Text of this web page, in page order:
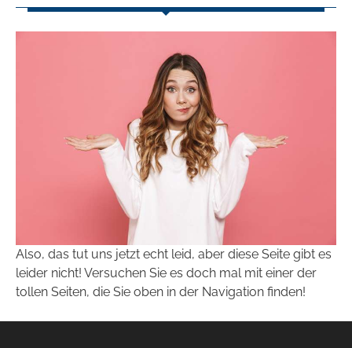
Also, das tut uns jetzt echt leid, aber diese Seite gibt es
leider nicht! Versuchen Sie es doch mal mit einer der
tollen Seiten, die Sie oben in der Navigation finden!